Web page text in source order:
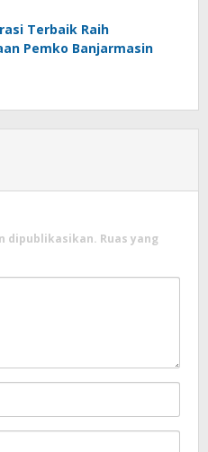
Terbaik Raih
Pemko Banjarmasin
dipublikasikan. Ruas yang